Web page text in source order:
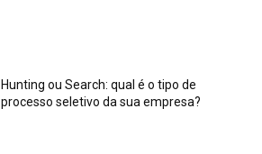
Hunting ou Search: qual é o tipo de
processo seletivo da sua empresa?